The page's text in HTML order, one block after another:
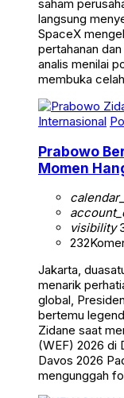
saham
langsung
SpaceX
pertahanan
analis menilai
membuka
Internasional
Prabowo
Momen
visibility
232
Jakarta,
menarik
global,
bertemu
Zidane saat
(WEF) 2026 di
Davos 2026
mengunggah